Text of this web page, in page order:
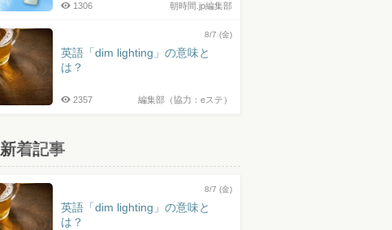
朝時間.jp編集部
1306
8/7 (金)
英語「dim lighting」の意味と
は？
編集部（協力：eステ）
2357
新着記事
8/7 (金)
英語「dim lighting」の意味と
は？